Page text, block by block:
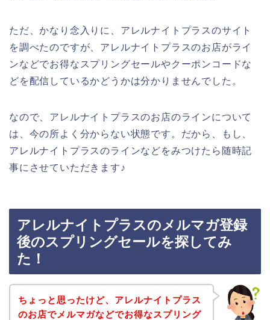
ただ、かなり念入りに、アレルナイトプラスのサイト
を調べたのですが、アレルナイトプラスのお店がライ
ンなどでお得なスプリングセールやクーポンコードな
どを配信しているかどうかは分かりませんでした。
なので、アレルナイトプラスのお店のラインについて
は、今の所よく分からない状態です。だから、もし、
アレルナイトプラスのラインなどをみつけたら随時記
事にさせていただきます♪
アレルナイトプラスのメルマガ登録
後のスプリングセールを探してみ
た！
ちょっと思ったけど、アレルナイトプラス
のお店でメルマガなどでお得なスプリング